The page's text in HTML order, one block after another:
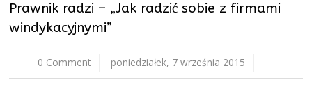
Prawnik radzi – „Jak radzić sobie z firmami
windykacyjnymi”
0 Comment poniedziałek, 7 września 2015